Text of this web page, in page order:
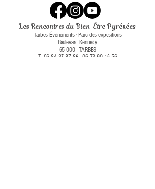
Les Rencontres du Bien-Être Pyrénées
Tarbes Événements - Parc des expositions
Boulevard Kennedy
65 000 - TARBES
T. 06 84 37 87 86- 06 73 90 16 56